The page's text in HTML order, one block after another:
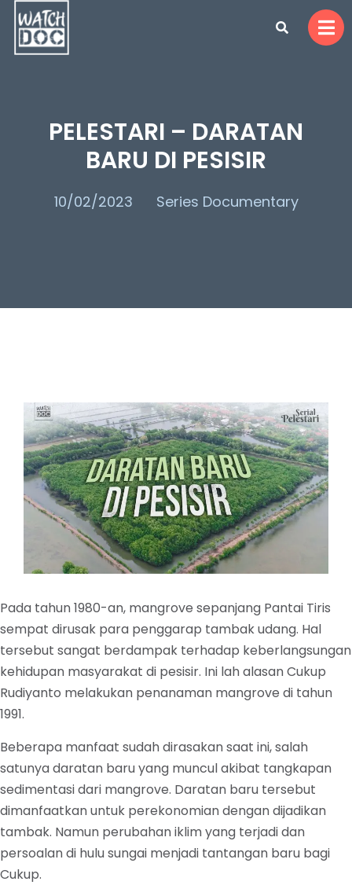
PELESTARI – DARATAN
BARU DI PESISIR
10/02/2023 Series Documentary
Pada tahun 1980-an, mangrove sepanjang Pantai Tiris
sempat dirusak para penggarap tambak udang. Hal
tersebut sangat berdampak terhadap keberlangsungan
kehidupan masyarakat di pesisir. Ini lah alasan Cukup
Rudiyanto melakukan penanaman mangrove di tahun
1991.
Beberapa manfaat sudah dirasakan saat ini, salah
satunya daratan baru yang muncul akibat tangkapan
sedimentasi dari mangrove. Daratan baru tersebut
dimanfaatkan untuk perekonomian dengan dijadikan
tambak. Namun perubahan iklim yang terjadi dan
persoalan di hulu sungai menjadi tantangan baru bagi
Cukup.